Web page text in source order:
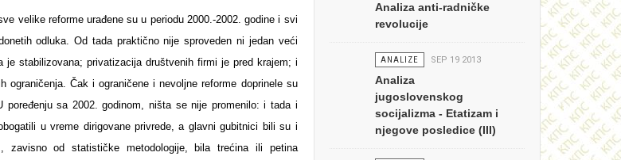
velike reforme urađene su u periodu 2000.-2002. godine i svi
odluka. Od tada praktično nije sproveden ni jedan veći
stabilizovana; privatizacija društvenih firmi je pred krajem; i
ograničenja. Čak i ograničene i nevoljne reforme doprinele su
poređenju sa 2002. godinom, ništa se nije promenilo: i tada i
u vreme dirigovane privrede, a glavni gubitnici bili su i
od statističke metodologije, bila trećina ili petina
Analiza anti-radničke
revolucije
ANALIZE SEP 19 2013
Analiza
jugoslovenskog
socijalizma - Etatizam i
njegove posledice (III)